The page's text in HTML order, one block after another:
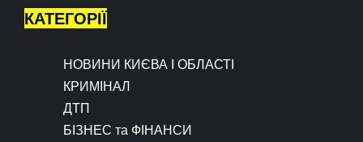
КАТЕГОРІЇ
НОВИНИ КИЄВА І ОБЛАСТІ
КРИМІНАЛ
ДТП
БІЗНЕС та ФІНАНСИ